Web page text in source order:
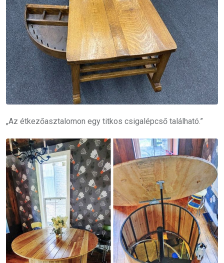
„Az étkezőasztalomon egy titkos csigalépcső található.”